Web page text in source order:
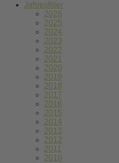
Jahresfilter
2026
2025
2024
2023
2022
2021
2020
2019
2018
2017
2016
2015
2014
2013
2012
2011
2010